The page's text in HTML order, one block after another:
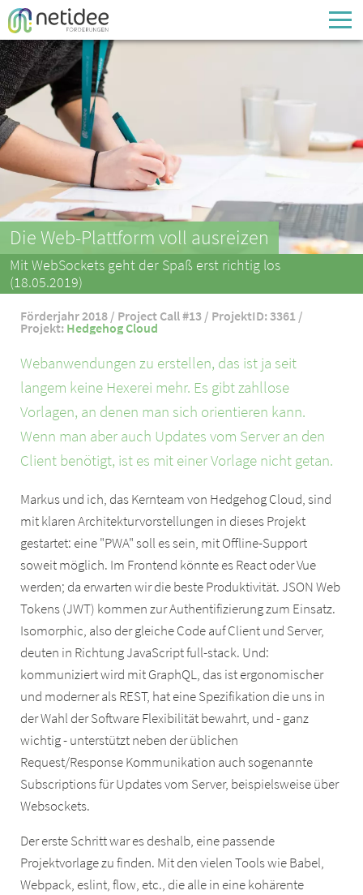
Enter your username or email address
Passwort
Passwort vergessen
Die Web-Plattform voll ausreizen
Mit WebSockets geht der Spaß erst richtig los
(18.05.2019)
Förderjahr 2018 / Project Call #13 / ProjektID: 3361 /
Projekt: Hedgehog Cloud
Webanwendungen zu erstellen, das ist ja seit
langem keine Hexerei mehr. Es gibt zahllose
Vorlagen, an denen man sich orientieren kann.
Wenn man aber auch Updates vom Server an den
Client benötigt, ist es mit einer Vorlage nicht getan.
Markus und ich, das Kernteam von Hedgehog Cloud, sind
mit klaren Architekturvorstellungen in dieses Projekt
gestartet: eine "PWA" soll es sein, mit Offline-Support
soweit möglich. Im Frontend könnte es React oder Vue
werden; da erwarten wir die beste Produktivität. JSON Web
Tokens (JWT) kommen zur Authentifizierung zum Einsatz.
Isomorphic, also der gleiche Code auf Client und Server,
deuten in Richtung JavaScript full-stack. Und:
kommuniziert wird mit GraphQL, das ist ergonomischer
und moderner als REST, hat eine Spezifikation die uns in
der Wahl der Software Flexibilität bewahrt, und - ganz
wichtig - unterstützt neben der üblichen
Request/Response Kommunikation auch sogenannte
Subscriptions für Updates vom Server, beispielsweise über
Websockets.
Der erste Schritt war es deshalb, eine passende
Projektvorlage zu finden. Mit den vielen Tools wie Babel,
Webpack, eslint, flow, etc., die alle in eine kohärente